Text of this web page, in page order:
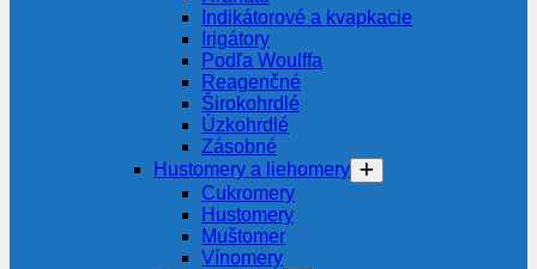
Indikátorové a kvapkacie
Irigátory
Podľa Woulffa
Reagenčné
Širokohrdlé
Úzkohrdlé
Zásobné
Hustomery a liehomery
Cukromery
Hustomery
Muštomer
Vínomery